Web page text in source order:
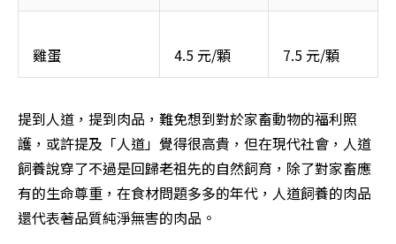
雞蛋 4.5 元/顆 7.5 元/顆
提到人道，提到肉品，難免想到對於家畜動物的福利照
護，或許提及「人道」覺得很高貴，但在現代社會，人道
飼養說穿了不過是回歸老祖先的自然飼育，除了對家畜應
有的生命尊重，在食材問題多多的年代，人道飼養的肉品
還代表著品質純淨無害的肉品。